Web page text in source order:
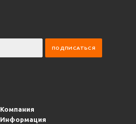
Компания
Информация